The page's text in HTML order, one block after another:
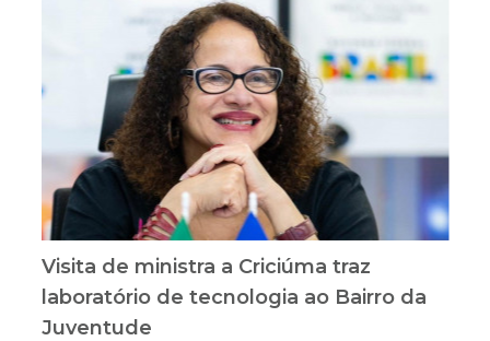
Visita de ministra a Criciúma traz
laboratório de tecnologia ao Bairro da
Juventude